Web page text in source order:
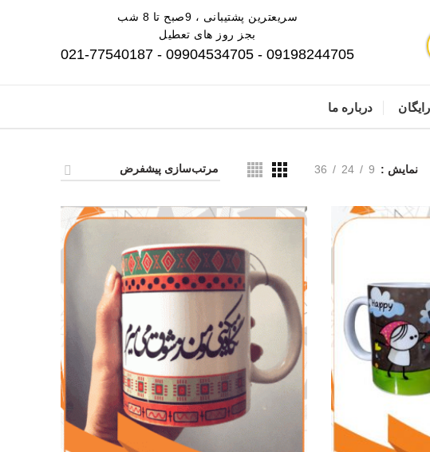
سریعترین پشتیبانی ، 9صبح تا 8 شب
بجز روز های تعطیل
09198244705 - 09904534705 - 021-77540187
درباره ما
نمایش 9
24
36